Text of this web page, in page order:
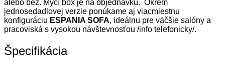
alebo bez. Mycí box je na objednávku. Okrem
jednosedadlovej verzie ponúkame aj viacmiestnu
konfiguráciu ESPANIA SOFA, ideálnu pre väčšie salóny a
pracoviská s vysokou návštevnosťou /info telefonicky/.
Špecifikácia